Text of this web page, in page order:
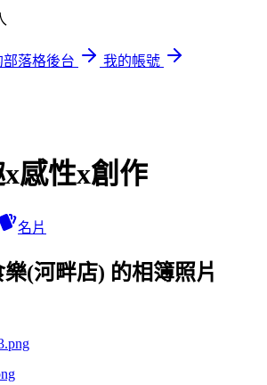
部落格後台
我的帳號
感性x創作
名片
樂(河畔店) 的相簿照片